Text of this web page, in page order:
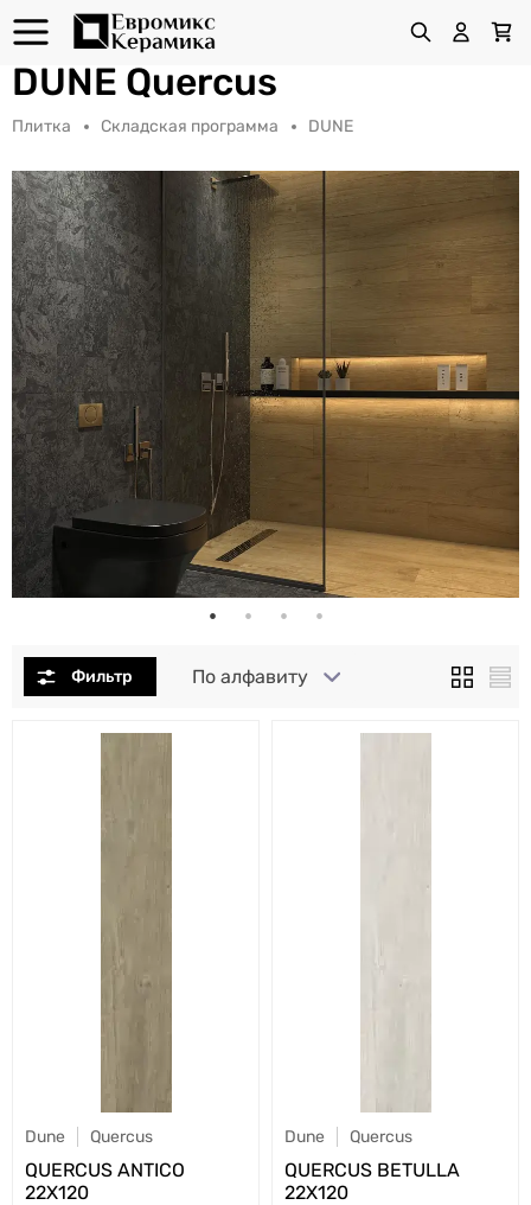
DUNE Quercus
Плитка Складская программа DUNE
По алфавиту
Dune Quercus
QUERCUS ANTICO
22X120
Dune Quercus
QUERCUS BETULLA
22X120